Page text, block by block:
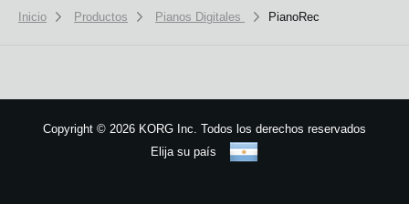
Inicio Productos Pianos Digitales PianoRec
Copyright © 2026 KORG Inc. Todos los derechos reservados
Elija su país